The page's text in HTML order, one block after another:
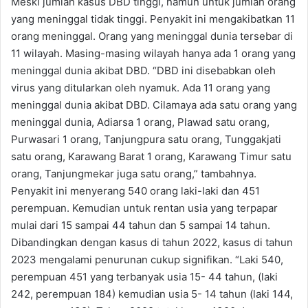
yang meninggal tidak tinggi. Penyakit ini mengakibatkan 11
orang meninggal. Orang yang meninggal dunia tersebar di
11 wilayah. Masing-masing wilayah hanya ada 1 orang yang
meninggal dunia akibat DBD. “DBD ini disebabkan oleh
virus yang ditularkan oleh nyamuk. Ada 11 orang yang
meninggal dunia akibat DBD. Cilamaya ada satu orang yang
meninggal dunia, Adiarsa 1 orang, Plawad satu orang,
Purwasari 1 orang, Tanjungpura satu orang, Tunggakjati
satu orang, Karawang Barat 1 orang, Karawang Timur satu
orang, Tanjungmekar juga satu orang,” tambahnya.
Penyakit ini menyerang 540 orang laki-laki dan 451
perempuan. Kemudian untuk rentan usia yang terpapar
mulai dari 15 sampai 44 tahun dan 5 sampai 14 tahun.
Dibandingkan dengan kasus di tahun 2022, kasus di tahun
2023 mengalami penurunan cukup signifikan. “Laki 540,
perempuan 451 yang terbanyak usia 15- 44 tahun, (laki
242, perempuan 184) kemudian usia 5- 14 tahun (laki 144,